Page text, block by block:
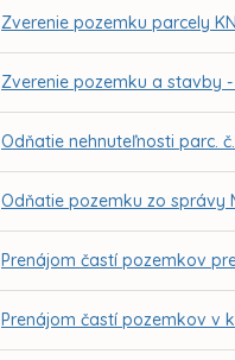
Zverenie pozemku parcely
Zverenie pozemku a stavby
Odňatie nehnuteľnosti parc.
Odňatie pozemku zo správy
Prenájom častí pozemkov
Prenájom častí pozemkov v